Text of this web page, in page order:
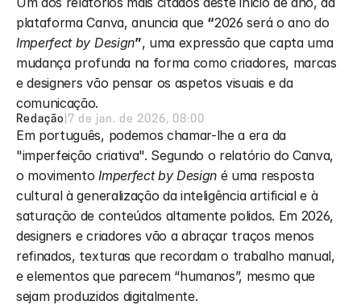
plataforma Canva, anuncia que “
Imperfect by Design”, uma expressão que capta uma
mudança profunda na forma como criadores, marcas
e designers vão pensar os aspetos visuais e da
comunicação.
Redação 7 de jan. de 2026, 08:00
Em português, podemos chamar-lhe a era da
"imperfeição criativa". Segundo o relatório do Canva,
o movimento Imperfect by Design é uma resposta
cultural à generalização da inteligência artificial e à
saturação de conteúdos altamente polidos. Em 2026,
designers e criadores vão a abraçar traços menos
refinados, texturas que recordam o trabalho manual,
e elementos que parecem “humanos”, mesmo que
sejam produzidos digitalmente.